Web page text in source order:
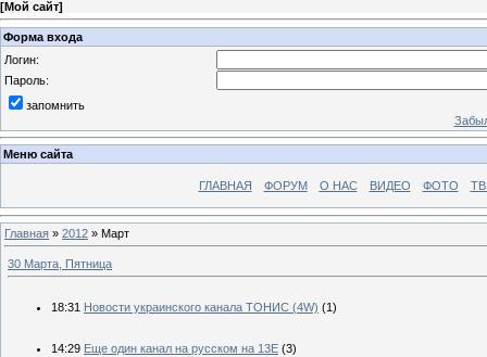
[Мой сайт]
Форма входа
Логин:
Пароль:
запомнить
Меню сайта
ГЛАВНАЯ ФОРУМ О НАС ВИДЕО ФОТО ТВ
Главная » 2012 » Март
30 Марта, Пятница
18:31 Новости украинского канала ТОНИС (4W) (1)
14:29 Еще один канал на русском на 13Е (3)